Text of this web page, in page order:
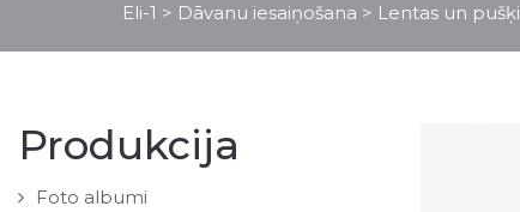
Eli-1 > Dāvanu iesaiņošana > Lentas un pušķi
Produkcija
Foto albumi